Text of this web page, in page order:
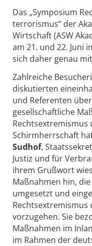
Das „Symposium
terrorismus“ der
Wirtschaft (ASW
am 21. und 22. Juni
sich daher genau
Zahlreiche
diskutierten
und Referenten
gesellschaftliche
Schirmherrschaft
Sudhof,
Justiz und für
ihrem Grußwort
Maßnahmen hin,
umgesetzt und
vorzugehen. Sie
Maßnahmen im
im Rahmen der